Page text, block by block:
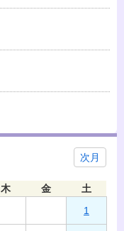
次月
木 金
土
1